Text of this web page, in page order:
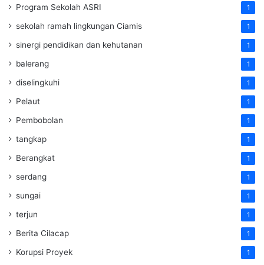
Program Sekolah ASRI 1
sekolah ramah lingkungan Ciamis 1
sinergi pendidikan dan kehutanan 1
balerang 1
diselingkuhi 1
Pelaut 1
Pembobolan 1
tangkap 1
Berangkat 1
serdang 1
sungai 1
terjun 1
Berita Cilacap 1
Korupsi Proyek 1